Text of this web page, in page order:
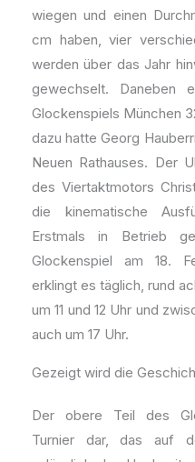
wiegen und einen
cm haben, vier
werden über das Jahr
gewechselt. Daneben
Glockenspiels München
dazu hatte Georg
Neuen Rathauses. Der
des Viertaktmotors
die kinematische
Erstmals in Betrieb
Glockenspiel am 18.
erklingt es täglich, rund
um 11 und 12 Uhr und
auch um 17 Uhr.
Gezeigt wird die
Der obere Teil des
Turnier dar, das auf